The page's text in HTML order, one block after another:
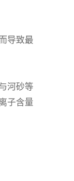
导致最
河砂等
子含量